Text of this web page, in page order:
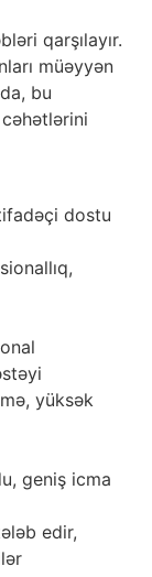
qarşılayır.
müəyyən
bu
dostu
yüksək
geniş icma
edir,